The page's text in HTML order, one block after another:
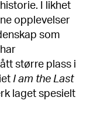
I likhet
opplevelser
som
større plass i
I am the Last
laget spesielt